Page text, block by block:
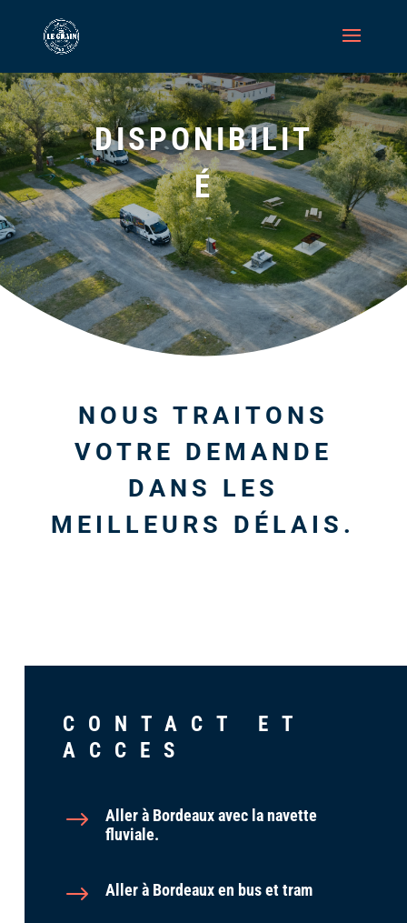
DISPONIBILIT
É
NOUS TRAITONS
VOTRE DEMANDE
DANS LES
MEILLEURS DÉLAIS.
CONTACT ET
ACCES
$
Aller à Bordeaux avec la navette
fluviale.
$ Aller à Bordeaux en bus et tram